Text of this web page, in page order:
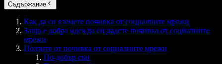
Съдържание
Как да си вземете почивка от социалните мрежи
Защо е добра идея да си дадете почивка от социалните
мрежи
Ползите от почивка от социалните мрежи
По-добър сън